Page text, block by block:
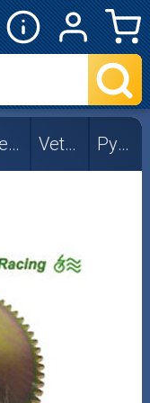
Peugeot Vetolaipat Pysty 2T